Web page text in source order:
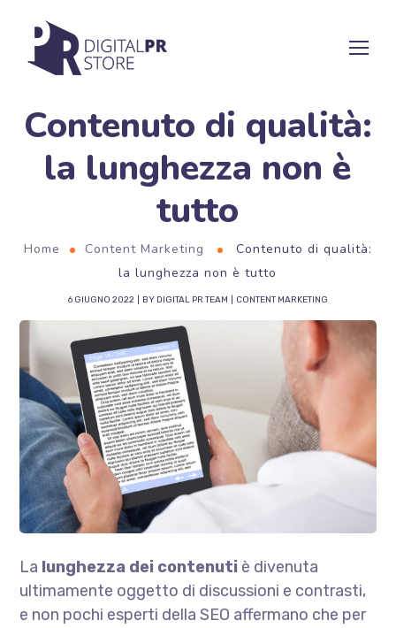
Contenuto di qualità:
la lunghezza non è
tutto
Home Content Marketing
Contenuto di qualità:
la lunghezza non è tutto
6 GIUGNO 2022 BY DIGITAL PR TEAM CONTENT MARKETING
La lunghezza dei contenuti è divenuta
ultimamente oggetto di discussioni e contrasti,
e non pochi esperti della SEO affermano che per